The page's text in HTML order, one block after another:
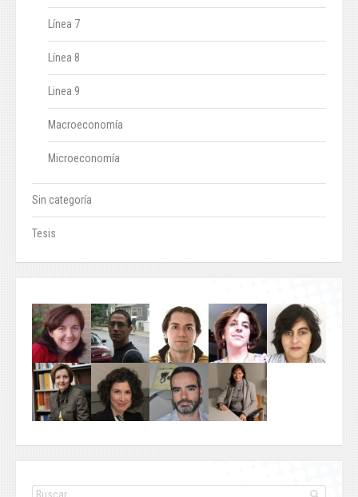
Línea 7
Línea 8
Linea 9
Macroeconomía
Microeconomía
Sin categoría
Tesis